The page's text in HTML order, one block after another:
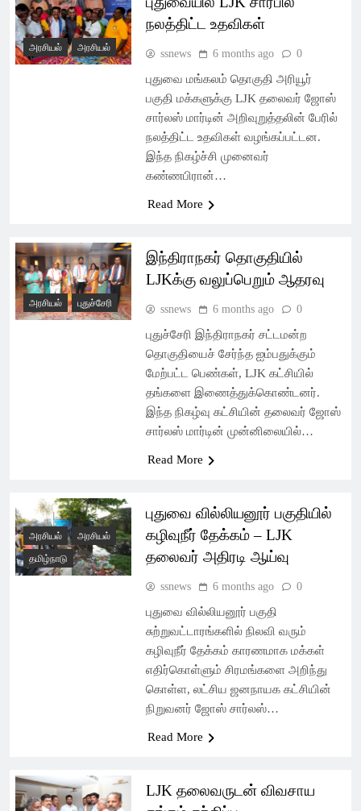
Latest Pondicherry
News, India News,
World News –
SSsnews
அரசியல் அரசியல்
நலத்திட்ட உதவிகள்
ssnews 6 months ago 0
புதுவை மங்கலம் தொகுதி அரியூர்
பகுதி மக்களுக்கு LJK தலைவர் ஜோஸ்
சார்லஸ் மார்டின் அறிவுறுத்தலின் பேரில்
நலத்திட்ட உதவிகள் வழங்கப்பட்டன.
இந்த நிகழ்ச்சி முனைவர்
கண்ணபிரான்…
Read More
அரசியல் புதுச்சேரி
இந்திராநகர் தொகுதியில்
LJKக்கு வலுப்பெறும் ஆதரவு
ssnews 6 months ago 0
புதுச்சேரி இந்திராநகர் சட்டமன்ற
தொகுதியைச் சேர்ந்த ஐம்பதுக்கும்
மேற்பட்ட பெண்கள், LJK கட்சியில்
தங்களை இணைத்துக்கொண்டனர்.
இந்த நிகழ்வு கட்சியின் தலைவர் ஜோஸ்
சார்லஸ் மார்டின் முன்னிலையில்…
Read More
அரசியல்
அரசியல்
தமிழ்நாடு
புதுவை வில்லியனூர் பகுதியில்
கழிவுநீர் தேக்கம் – LJK
தலைவர் அதிரடி ஆய்வு
ssnews 6 months ago 0
புதுவை வில்லியனூர் பகுதி
சுற்றுவட்டாரங்களில் நிலவி வரும்
கழிவுநீர் தேக்கம் காரணமாக மக்கள்
எதிர்கொள்ளும் சிரமங்களை அறிந்து
கொள்ள, லட்சிய ஜனநாயக கட்சியின்
நிறுவனர் ஜோஸ் சார்லஸ்…
Read More
LJK தலைவருடன் விவசாய